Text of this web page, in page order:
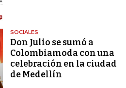
SOCIALES
Don Julio se sumó a
Colombiamoda con una
celebración en la ciudad
de Medellín